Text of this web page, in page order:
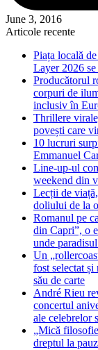
June 3, 2016
Articole recente
Piața locală
Layer 2026
Producătorul
corpuri de
inclusiv în
Thrillere
povești care
10 lucruri
Emmanuel
Line-up-ul
weekend din
Lecții de
doliului de la
Romanul pe
din Capri”, o
unde
Un
fost selectat
său de carte
André Rieu
concertul
ale celebrelor
„Mică
dreptul la